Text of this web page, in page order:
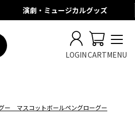
演劇・ミュージカルグッズ
LOGINCARTMENU
ー マスコットボールペングローグー